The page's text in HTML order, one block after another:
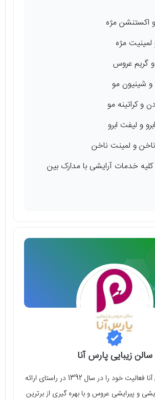
اکستنشن مژه
مژه
گریم عروس
و شینیون مو
و کراتینه مو
و لیفت ابرو
و لمینت ناخن
خدمات آرایشی با مدارک بین
سالن زیبایی پارس آنا
سالن زیبایی پارس آنا فعالیت خود را در سال 1392 در راستای ارائه
و پیرایشی عروس و با بهره‌ گیری از برترین